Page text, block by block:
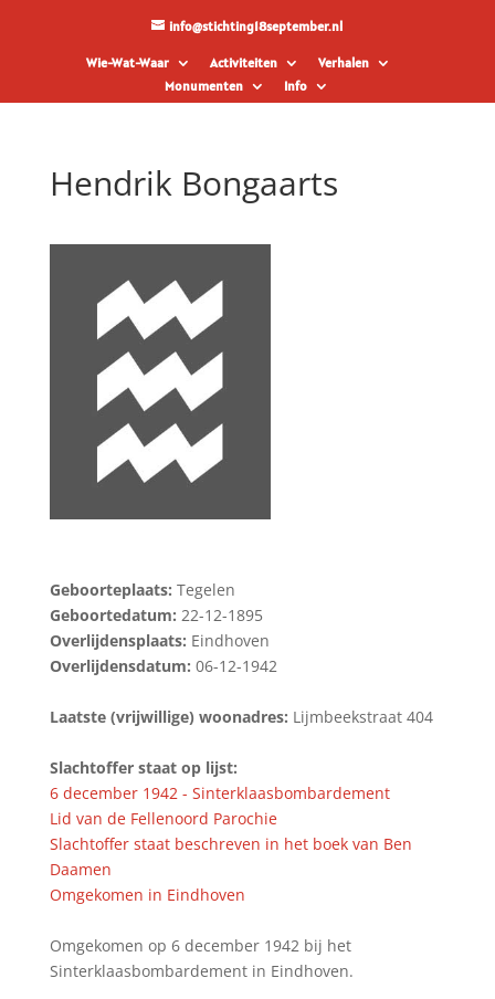
info@stichting18september.nl
Wie-Wat-Waar Activiteiten
Verhalen
Monumenten
Info
Hendrik Bongaarts
Geboorteplaats: Tegelen
Geboortedatum: 22-12-1895
Overlijdensplaats: Eindhoven
Overlijdensdatum: 06-12-1942
Laatste (vrijwillige) woonadres: Lijmbeekstraat 404
Slachtoffer staat op lijst:
6 december 1942 - Sinterklaasbombardement
Lid van de Fellenoord Parochie
Slachtoffer staat beschreven in het boek van Ben
Daamen
Omgekomen in Eindhoven
Omgekomen op 6 december 1942 bij het
Sinterklaasbombardement in Eindhoven.